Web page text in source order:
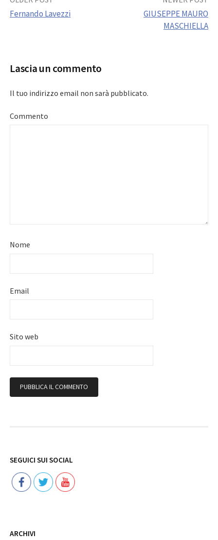
Post
Fernando Lavezzi
GIUSEPPE MAURO
MASCHIELLA
Lascia un commento
Il tuo indirizzo email non sarà pubblicato.
Commento
Nome
Email
Sito web
SEGUICI SUI SOCIAL
ARCHIVI